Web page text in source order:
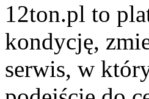
12ton.pl to
kondycję,
serwis, w